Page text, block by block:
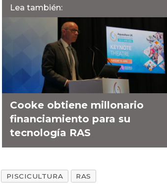
Lea también:
Cooke obtiene millonario
financiamiento para su
tecnología RAS
PISCICULTURA RAS